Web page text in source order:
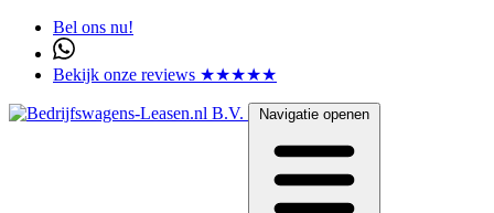
Bel ons nu!
Bekijk onze reviews ★★★★★
Navigatie openen